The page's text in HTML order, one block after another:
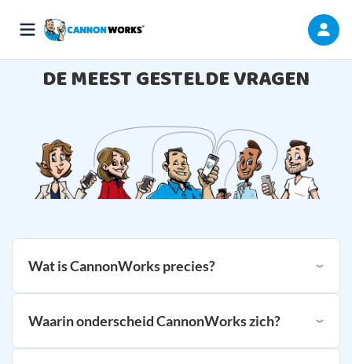
DE MEEST GESTELDE VRAGEN
Wat is CannonWorks precies?
Waarin onderscheid CannonWorks zich?